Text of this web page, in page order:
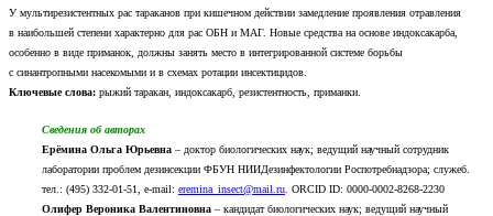
У мультирезистентных рас тараканов при кишечном действии замедление проявления отравления
в наибольшей степени характерно для рас ОБН и МАГ. Новые средства на основе индоксакарба,
особенно в виде приманок, должны занять место в интегрированной системе борьбы
с синантропными насекомыми и в схемах ротации инсектицидов.
Ключевые слова: рыжий таракан, индоксакарб, резистентность, приманки.
Сведения об авторах
Ерёмина Ольга Юрьевна – доктор биологических наук; ведущий научный сотрудник
лаборатории проблем дезинсекции ФБУН НИИДезинфектологии Роспотребнадзора; служеб.
тел.: (495) 332-01-51, e-mail: eremina_insect@mail.ru . ORCID ID: 0000-0002-8268-2230
Олифер Вероника Валентиновна – кандидат биологических наук; ведущий научный